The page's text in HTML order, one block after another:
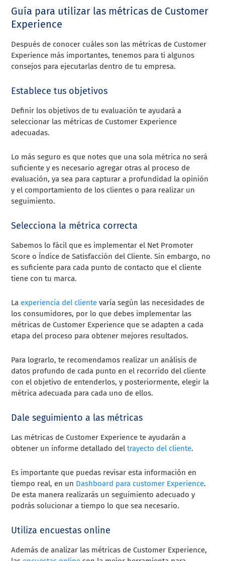
Guía para utilizar las métricas de Customer
Experience
Después de conocer cuáles son las métricas de Customer
Experience más importantes, tenemos para ti algunos
consejos para ejecutarlas dentro de tu empresa.
Establece tus objetivos
Definir los objetivos de tu evaluación te ayudará a
seleccionar las métricas de Customer Experience
adecuadas.
Lo más seguro es que notes que una sola métrica no será
suficiente y es necesario agregar otras al proceso de
evaluación, ya sea para capturar a profundidad la opinión
y el comportamiento de los clientes o para realizar un
seguimiento.
Selecciona la métrica correcta
Sabemos lo fácil que es implementar el Net Promoter
Score o Índice de Satisfacción del Cliente. Sin embargo, no
es suficiente para cada punto de contacto que el cliente
tiene con tu marca.
La experiencia del cliente varía según las necesidades de
los consumidores, por lo que debes implementar las
métricas de Customer Experience que se adapten a cada
etapa del proceso para obtener mejores resultados.
Para lograrlo, te recomendamos realizar un análisis de
datos profundo de cada punto en el recorrido del cliente
con el objetivo de entenderlos, y posteriormente, elegir la
métrica adecuada para cada uno de ellos.
Dale seguimiento a las métricas
Las métricas de Customer Experience te ayudarán a
obtener un informe detallado deltrayecto del cliente.
Es importante que puedas revisar esta información en
tiempo real, en un Dashboard para customer Experience.
De esta manera realizarás un seguimiento adecuado y
podrás solucionar a tiempo lo que sea necesario.
Utiliza encuestas online
Además de analizar las métricas de Customer Experience,